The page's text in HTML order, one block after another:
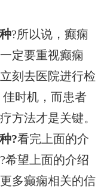
?所以说，癫痫
定要重视癫痫
刻去医院进行检
时机，而患者
方法才是关键。
?看完上面的介
希望上面的介绍
多癫痫相关的信